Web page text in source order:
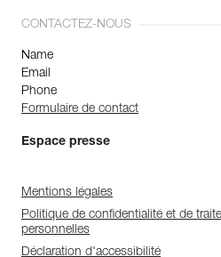
CONTACTEZ-NOUS
Name
Email
Phone
Formulaire de contact
Espace presse
Mentions légales
Politique de confidentialité et de
personnelles
Déclaration d'accessibilité